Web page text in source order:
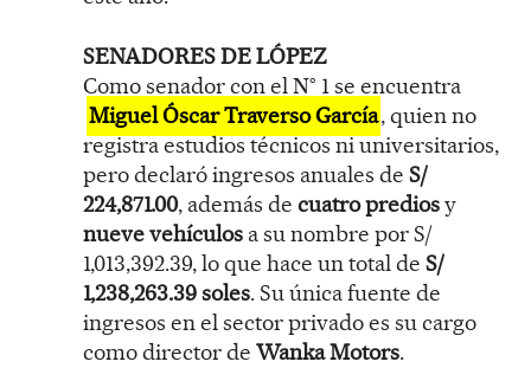
SENADORES DE LÓPEZ
Como senador con el N° 1 se encuentra
Miguel Óscar Traverso García, quien no
registra estudios técnicos ni universitarios,
pero declaró ingresos anuales de S/
224,871.00, además de cuatro prediosy
nueve vehículos a su nombre por S/
1,013,392.39, lo que hace un total de S/
1,238,263.39 soles. Su única fuente de
ingresos en el sector privado es su cargo
como director de Wanka Motors.